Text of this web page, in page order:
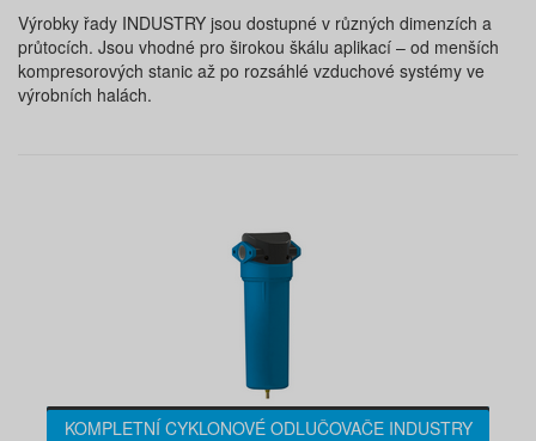
Výrobky řady INDUSTRY jsou dostupné v různých dimenzích a
průtocích. Jsou vhodné pro širokou škálu aplikací – od menších
kompresorových stanic až po rozsáhlé vzduchové systémy ve
výrobních halách.
KOMPLETNÍ CYKLONOVÉ ODLUČOVAČE INDUSTRY